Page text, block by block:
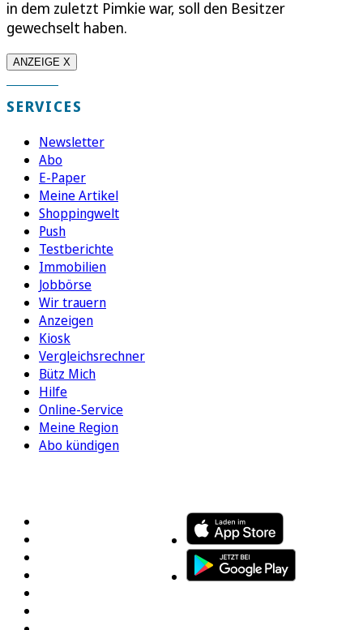
in dem zuletzt Pimkie war, soll den Besitzer
gewechselt haben.
ANZEIGE X
SERVICES
Newsletter
Abo
E-Paper
Meine Artikel
Shoppingwelt
Push
Testberichte
Immobilien
Jobbörse
Wir trauern
Anzeigen
Kiosk
Vergleichsrechner
Bütz Mich
Hilfe
Online-Service
Meine Region
Abo kündigen